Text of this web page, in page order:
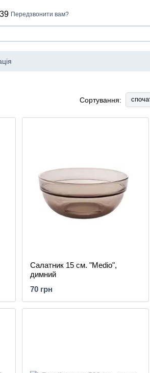
Передзвонити вам?
Сортування:
Салатник 15 см. "Medio",
димний
70 грн